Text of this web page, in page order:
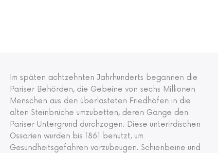
Gesch
dieses
außer
hnlich
Im späten achtzehnten Jahrhunderts begannen die
Pariser Behörden, die Gebeine von sechs Millionen
Menschen aus den überlasteten Friedhöfen in die
alten Steinbrüche umzubetten, deren Gänge den
Pariser Untergrund durchzogen. Diese unterirdischen
Ossarien wurden bis 1861 benutzt, um
Gesundheitsgefahren vorzubeugen. Schienbeine und